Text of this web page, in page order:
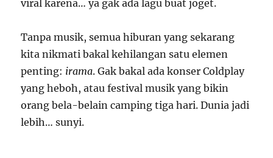
viral karena… ya gak ada lagu buat joget.
Tanpa musik, semua hiburan yang sekarang
kita nikmati bakal kehilangan satu elemen
penting: irama. Gak bakal ada konser Coldplay
yang heboh, atau festival musik yang bikin
orang bela-belain camping tiga hari. Dunia jadi
lebih… sunyi.